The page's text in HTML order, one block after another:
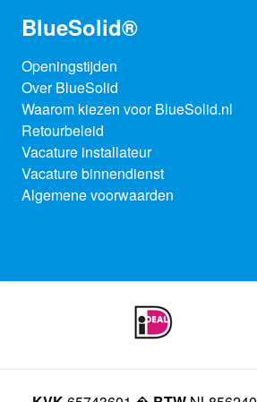
BlueSolid®
Openingstijden
Over BlueSolid
Waarom kiezen voor BlueSolid.nl
Retourbeleid
Vacature installateur
Vacature binnendienst
Algemene voorwaarden